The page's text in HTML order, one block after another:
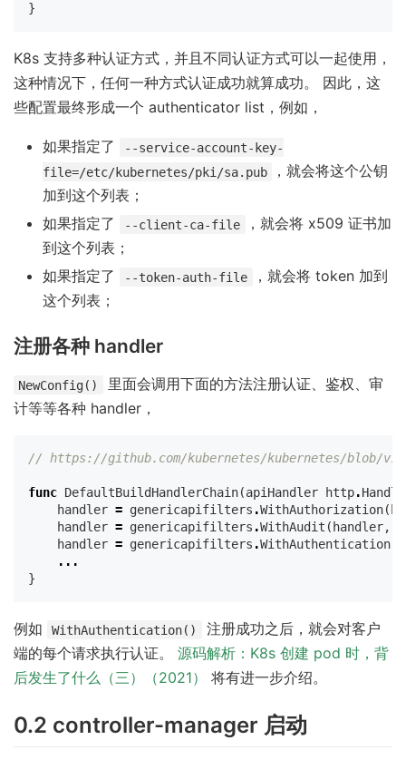
}
K8s 支持多种认证方式，并且不同认证方式可以一起使用，
这种情况下，任何一种方式认证成功就算成功。 因此，这
些配置最终形成一个 authenticator list，例如，
如果指定了
--service-account-key-
file=/etc/kubernetes/pki/sa.pub
，就会将这个公钥
加到这个列表；
如果指定了
--client-ca-file
，就会将 x509 证书加
到这个列表；
如果指定了
--token-auth-file
，就会将 token 加到
这个列表；
注册各种 handler
NewConfig()
里面会调用下面的方法注册认证、鉴权、审
计等等各种 handler，
// https://github.com/kubernetes/kubernetes/blob/
func DefaultBuildHandlerChain(apiHandler http.
handler = genericapifilters .WithAuthorization(
handler = genericapifilters .WithAudit ( handler,
handler = genericapifilters .WithAuthentication
...
}
例如 WithAuthentication()
注册成功之后，就会对客户
端的每个请求执行认证。 源码解析：K8s 创建 pod 时，背
后发生了什么（三）（2021）
将有进一步介绍。
0.2 controller-manager 启动